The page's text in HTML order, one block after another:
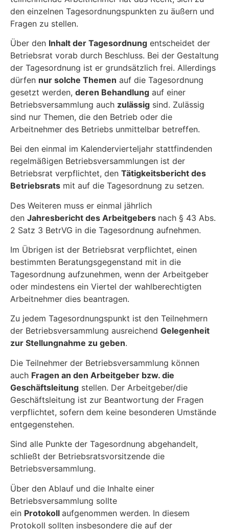
den einzelnen Tagesordnungspunkten zu äußern und
Fragen zu stellen.
Über den Inhalt der Tagesordnung entscheidet der
Betriebsrat vorab durch Beschluss. Bei der Gestaltung
der Tagesordnung ist er grundsätzlich frei. Allerdings
dürfen nur solche Themen auf die Tagesordnung
gesetzt werden, deren Behandlung auf einer
Betriebsversammlung auch zulässig sind. Zulässig
sind nur Themen, die den Betrieb oder die
Arbeitnehmer des Betriebs unmittelbar betreffen.
Bei den einmal im Kalendervierteljahr stattfindenden
regelmäßigen Betriebsversammlungen ist der
Betriebsrat verpflichtet, den Tätigkeitsbericht des
Betriebsrats mit auf die Tagesordnung zu setzen.
Des Weiteren muss er einmal jährlich
den Jahresbericht des Arbeitgebers nach § 43 Abs.
2 Satz 3 BetrVG in die Tagesordnung aufnehmen.
Im Übrigen ist der Betriebsrat verpflichtet, einen
bestimmten Beratungsgegenstand mit in die
Tagesordnung aufzunehmen, wenn der Arbeitgeber
oder mindestens ein Viertel der wahlberechtigten
Arbeitnehmer dies beantragen.
Zu jedem Tagesordnungspunkt ist den Teilnehmern
der Betriebsversammlung ausreichend Gelegenheit
zur Stellungnahme zu geben.
Die Teilnehmer der Betriebsversammlung können
auch Fragen an den Arbeitgeber bzw. die
Geschäftsleitung stellen. Der Arbeitgeber/die
Geschäftsleitung ist zur Beantwortung der Fragen
verpflichtet, sofern dem keine besonderen Umstände
entgegenstehen.
Sind alle Punkte der Tagesordnung abgehandelt,
schließt der Betriebsratsvorsitzende die
Betriebsversammlung.
Über den Ablauf und die Inhalte einer
Betriebsversammlung sollte
ein Protokoll aufgenommen werden. In diesem
Protokoll sollten insbesondere die auf der